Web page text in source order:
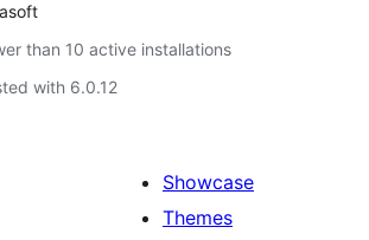
than 10 active installations
with 6.0.12
Showcase
Themes